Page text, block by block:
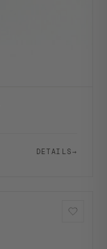
DETAILS→